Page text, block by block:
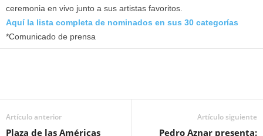
ceremonia en vivo junto a sus artistas favoritos.
Aquí la lista completa de nominados en sus 30 categorías
*Comunicado de prensa
Artículo anterior
Plaza de las Américas
Artículo siguiente
Pedro Aznar presenta: